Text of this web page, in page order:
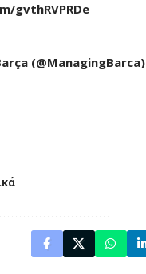
gvthRVPRDe
(@ManagingBarca)